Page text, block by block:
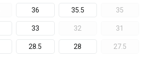
36 35.5 35
33 32 31
28.5 28 27.5